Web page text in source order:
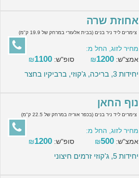
אחוזת שרה
צימרים ליד ניר בנים (בבית אלעזרי במרחק של 19.9 ק"מ)
מחיר לזוג, החל מ:
אמצ"ש:
₪1200 סופ"ש: ₪1100
יחידות 3, בריכה, ג'קוזי, ברביקיו בחצר
נוף החאן
צימרים ליד ניר בנים (בכפר אוריה במרחק של 22.5 ק"מ)
מחיר לזוג, החל מ:
אמצ"ש:
₪500 סופ"ש: ₪1200
יחידות 5, ג'קוזי זרמים חיצוני